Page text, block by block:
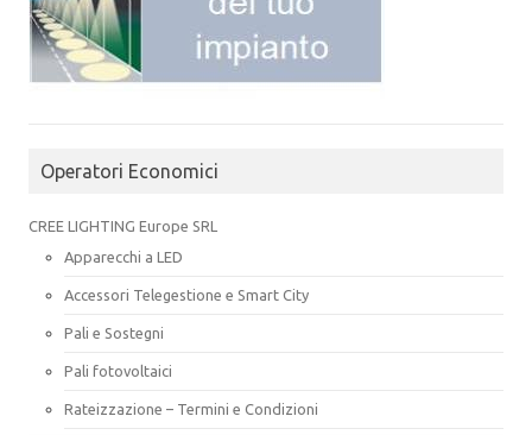
Operatori Economici
CREE LIGHTING Europe SRL
Apparecchi a LED
Accessori Telegestione e Smart City
Pali e Sostegni
Pali fotovoltaici
Rateizzazione – Termini e Condizioni